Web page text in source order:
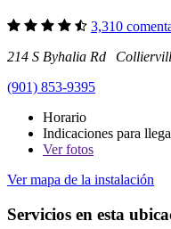
3,310
214 S Byhalia Rd
(901) 853-9395
Horario
Indicaciones para
Verfotos
Ver mapa de la instalación
Servicios en esta